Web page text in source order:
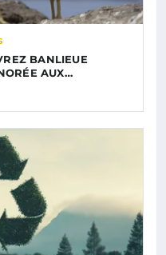
BANLIEUE
AUX…